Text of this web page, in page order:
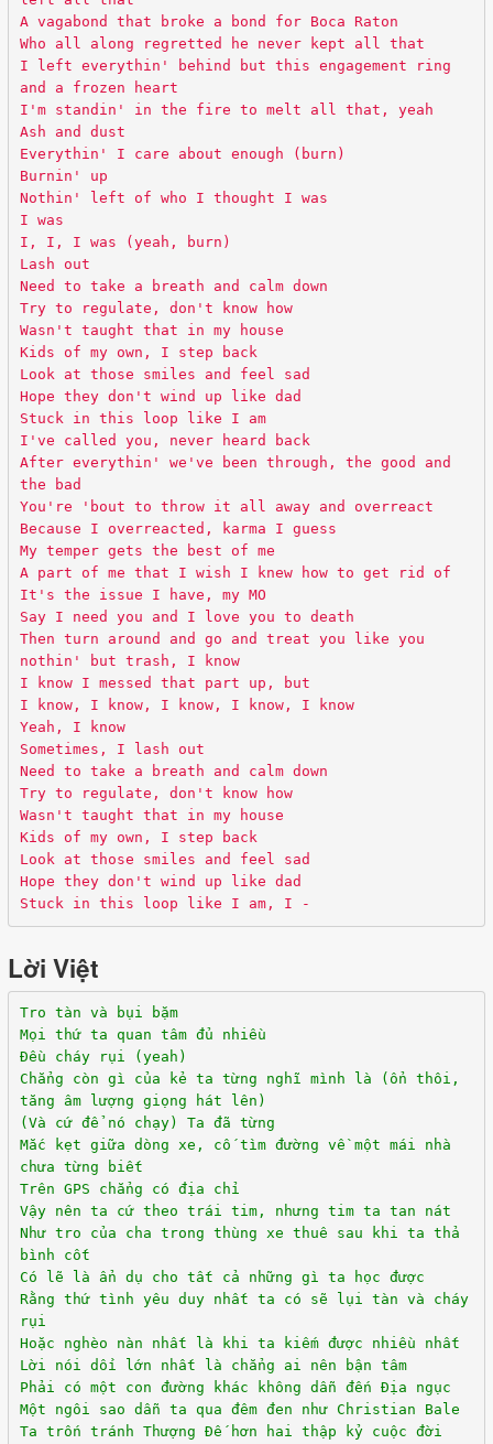
A vagabond that broke a bond for Boca Raton
Who all along regretted he never kept all that
I left everythin' behind but this engagement ring
and a frozen heart
I'm standin' in the fire to melt all that, yeah
Ash and dust
Everythin' I care about enough (burn)
Burnin' up
Nothin' left of who I thought I was
I was
I, I, I was (yeah, burn)
Lash out
Need to take a breath and calm down
Try to regulate, don't know how
Wasn't taught that in my house
Kids of my own, I step back
Look at those smiles and feel sad
Hope they don't wind up like dad
Stuck in this loop like I am
I've called you, never heard back
After everythin' we've been through, the good and
the bad
You're 'bout to throw it all away and overreact
Because I overreacted, karma I guess
My temper gets the best of me
A part of me that I wish I knew how to get rid of
It's the issue I have, my MO
Say I need you and I love you to death
Then turn around and go and treat you like you
nothin' but trash, I know
I know I messed that part up, but
I know, I know, I know, I know, I know
Yeah, I know
Sometimes, I lash out
Need to take a breath and calm down
Try to regulate, don't know how
Wasn't taught that in my house
Kids of my own, I step back
Look at those smiles and feel sad
Hope they don't wind up like dad
Stuck in this loop like I am, I -
Lời Việt
Tro tàn và bụi bặm
Mọi thứ ta quan tâm đủ nhiều
Đều cháy rụi (yeah)
Chẳng còn gì của kẻ ta từng nghĩ mình là (ổn thôi,
tăng âm lượng giọng hát lên)
(Và cứ để nó chạy) Ta đã từng
Mắc kẹt giữa dòng xe, cố tìm đường về một mái nhà
chưa từng biết
Trên GPS chẳng có địa chỉ
Vậy nên ta cứ theo trái tim, nhưng tim ta tan nát
Như tro của cha trong thùng xe thuê sau khi ta thả
bình cốt
Có lẽ là ẩn dụ cho tất cả những gì ta học được
Rằng thứ tình yêu duy nhất ta có sẽ lụi tàn và cháy
rụi
Hoặc nghèo nàn nhất là khi ta kiếm được nhiều nhất
Lời nói dối lớn nhất là chẳng ai nên bận tâm
Phải có một con đường khác không dẫn đến Địa ngục
Một ngôi sao dẫn ta qua đêm đen như Christian Bale
Ta trốn tránh Thượng Đế hơn hai thập kỷ cuộc đời